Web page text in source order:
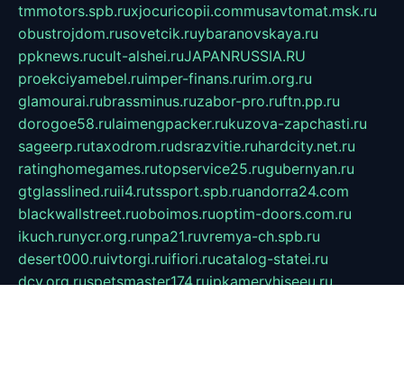
tmmotors.spb.ruxjocuricopii.commusavtomat.msk.ru
obustrojdom.rusovetcik.ruybaranovskaya.ru
ppknews.rucult-alshei.ruJAPANRUSSIA.RU
proekciyamebel.ruimper-finans.rurim.org.ru
glamourai.rubrassminus.ruzabor-pro.ruftn.pp.ru
dorogoe58.rulaimengpacker.rukuzova-zapchasti.ru
sageerp.rutaxodrom.rudsrazvitie.ruhardcity.net.ru
ratinghomegames.rutopservice25.rugubernyan.ru
gtglasslined.ruii4.rutssport.spb.ruandorra24.com
blackwallstreet.ruoboimos.ruoptim-doors.com.ru
ikuch.runycr.org.runpa21.ruvremya-ch.spb.ru
desert000.ruivtorgi.ruifiori.rucatalog-statei.ru
dcv.org.ruspetsmaster174.ruipkameryhiseeu.ru